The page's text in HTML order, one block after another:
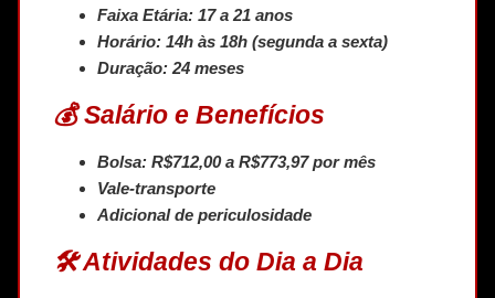
Faixa Etária: 17 a 21 anos
Horário: 14h às 18h (segunda a sexta)
Duração: 24 meses
💰 Salário e Benefícios
Bolsa: R$712,00 a R$773,97 por mês
Vale-transporte
Adicional de periculosidade
🛠 Atividades do Dia a Dia